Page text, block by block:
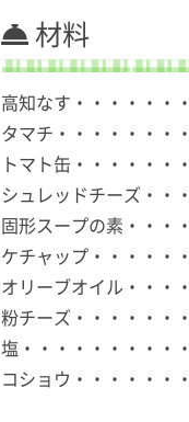
材料
高知なす・・・・・・
タマチ・・・・・・・
トマト缶・・・・・・
シュレッドチーズ・・
固形スープの素・・・
ケチャップ・・・・・
オリーブオイル・・・
粉チーズ・・・・・・
塩・・・・・・・・・
コショウ・・・・・・